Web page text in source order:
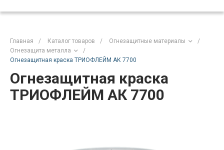
Главная / Каталог товаров / Огнезащитные материалы
/
Огнезащита металла
/
Огнезащитная краска ТРИОФЛЕЙМ АК 7700
Огнезащитная краска
ТРИОФЛЕЙМ АК 7700